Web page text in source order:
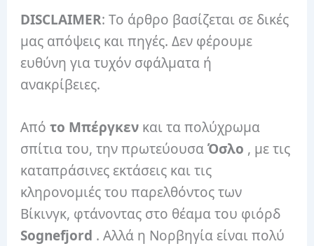
DISCLAIMER: Το άρθρο βασίζεται σε δικές
μας απόψεις και πηγές. Δεν φέρουμε
ευθύνη για τυχόν σφάλματα ή
ανακρίβειες.
Απότο Μπέργκεν και τα πολύχρωμα
σπίτια του, την πρωτεύουσαΌσλο , με τις
καταπράσινες εκτάσεις και τις
κληρονομιές του παρελθόντος των
Βίκινγκ, φτάνοντας στο θέαμα του φιόρδ
Sognefjord . Αλλά η Νορβηγία είναι πολύ